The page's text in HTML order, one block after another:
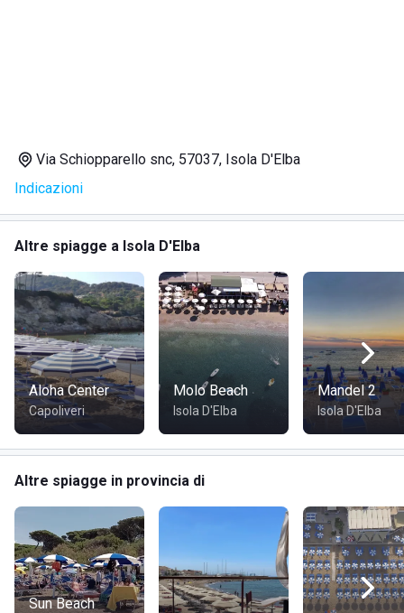
Via Schiopparello snc, 57037, Isola D'Elba
Indicazioni
Altre spiagge a Isola D'Elba
Aloha Center
Capoliveri
Molo Beach
Isola D'Elba
Mandel 2
Isola D'Elba
Altre spiagge in provincia di
Sun Beach